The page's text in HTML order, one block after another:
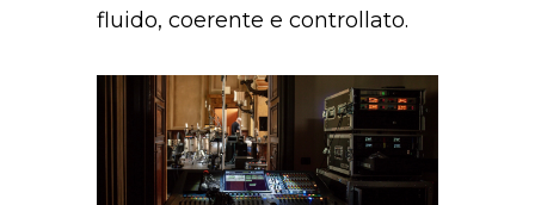
fluido, coerente e controllato.